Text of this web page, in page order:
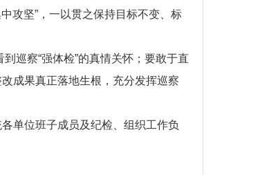
攻坚”，一以贯之保持目标不变、标
巡察“强体检”的真情关怀；要敢于直
成果真正落地生根，充分发挥巡察
单位班子成员及纪检、组织工作负